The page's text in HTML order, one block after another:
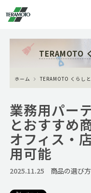
TERAMOTO
ホーム TERAMOTO くらし
業務用パー
とおすすめ
オフィス・
用可能
2025.11.25 商品の選び方